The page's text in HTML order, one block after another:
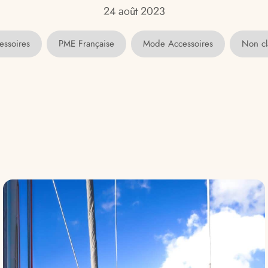
24 août 2023
PME Française Mode Accessoires Non